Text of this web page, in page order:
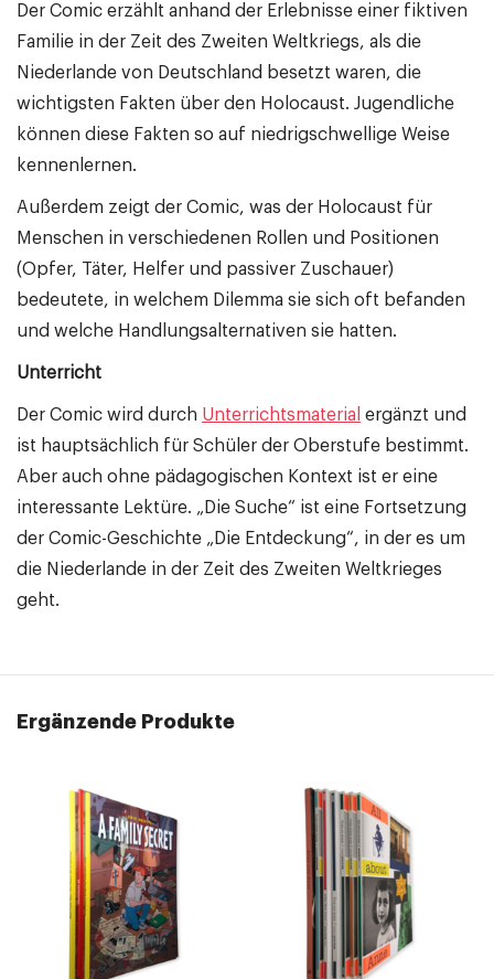
Der Comic erzählt anhand der Erlebnisse einer fiktiven
Familie in der Zeit des Zweiten Weltkriegs, als die
Niederlande von Deutschland besetzt waren, die
wichtigsten Fakten über den Holocaust. Jugendliche
können diese Fakten so auf niedrigschwellige Weise
kennenlernen.
Außerdem zeigt der Comic, was der Holocaust für
Menschen in verschiedenen Rollen und Positionen
(Opfer, Täter, Helfer und passiver Zuschauer)
bedeutete, in welchem Dilemma sie sich oft befanden
und welche Handlungsalternativen sie hatten.
Unterricht
Der Comic wird durch Unterrichtsmaterial ergänzt und
ist hauptsächlich für Schüler der Oberstufe bestimmt.
Aber auch ohne pädagogischen Kontext ist er eine
interessante Lektüre. „Die Suche“ ist eine Fortsetzung
der Comic-Geschichte „Die Entdeckung“, in der es um
die Niederlande in der Zeit des Zweiten Weltkrieges
geht.
Ergänzende Produkte